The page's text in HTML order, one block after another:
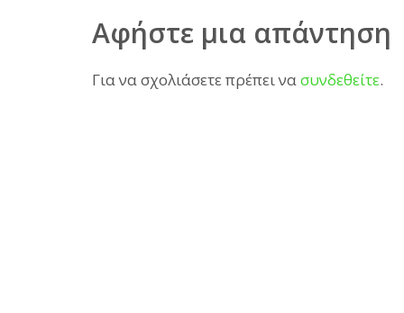
Αφήστε μια απάντηση
Για να σχολιάσετε πρέπει νασυνδεθείτε.